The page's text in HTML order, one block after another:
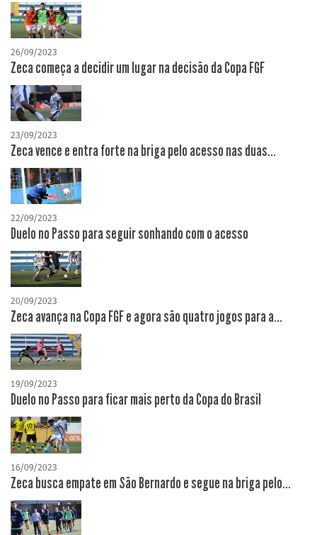
26/09/2023
Zeca começa a decidir um lugar na decisão da Copa FGF
23/09/2023
Zeca vence e entra forte na briga pelo acesso nas duas...
22/09/2023
Duelo no Passo para seguir sonhando com o acesso
20/09/2023
Zeca avança na Copa FGF e agora são quatro jogos para a...
19/09/2023
Duelo no Passo para ficar mais perto da Copa do Brasil
16/09/2023
Zeca busca empate em São Bernardo e segue na briga pelo...